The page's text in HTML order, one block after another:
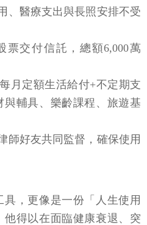
、醫療支出與長照安排不受
票交付信託，總額6,000萬
月定額生活給付+不定期支
輔具、樂齡課程、旅遊基
師好友共同監督，確保使用
，更像是一份「人生使用
得以在面臨健康衰退、突